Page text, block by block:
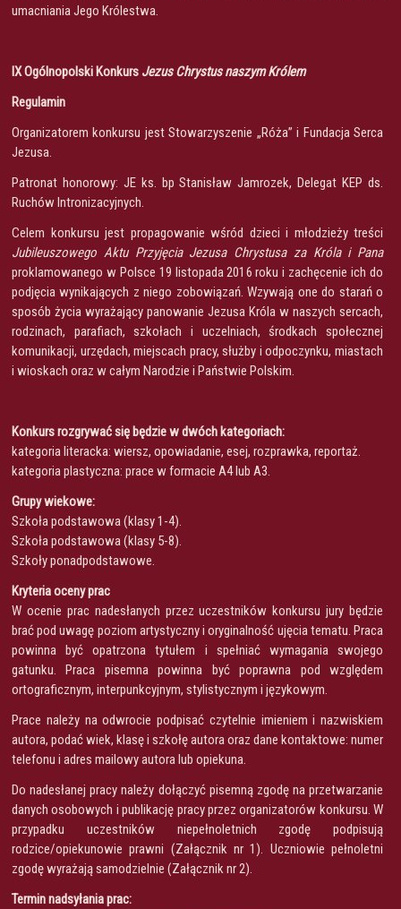
umacniania Jego Królestwa.
IX Ogólnopolski Konkurs Jezus Chrystus naszym Królem
Regulamin
Organizatorem konkursu jest Stowarzyszenie „Róża” i Fundacja Serca
Jezusa.
Patronat honorowy: JE ks. bp Stanisław Jamrozek, Delegat KEP ds.
Ruchów Intronizacyjnych.
Celem konkursu jest propagowanie wśród dzieci i młodzieży treści
Jubileuszowego Aktu Przyjęcia Jezusa Chrystusa za Króla i Pana
proklamowanego w Polsce 19 listopada 2016 roku i zachęcenie ich do
podjęcia wynikających z niego zobowiązań. Wzywają one do starań o
sposób życia wyrażający panowanie Jezusa Króla w naszych sercach,
rodzinach, parafiach, szkołach i uczelniach, środkach społecznej
komunikacji, urzędach, miejscach pracy, służby i odpoczynku, miastach
i wioskach oraz w całym Narodzie i Państwie Polskim.
Konkurs rozgrywać się będzie w dwóch kategoriach:
kategoria literacka: wiersz, opowiadanie, esej, rozprawka, reportaż.
kategoria plastyczna: prace w formacie A4 lub A3.
Grupy wiekowe:
Szkoła podstawowa (klasy 1-4).
Szkoła podstawowa (klasy 5-8).
Szkoły ponadpodstawowe.
Kryteria oceny prac
W ocenie prac nadesłanych przez uczestników konkursu jury będzie
brać pod uwagę poziom artystyczny i oryginalność ujęcia tematu. Praca
powinna być opatrzona tytułem i spełniać wymagania swojego
gatunku. Praca pisemna powinna być poprawna pod względem
ortograficznym, interpunkcyjnym, stylistycznym i językowym.
Prace należy na odwrocie podpisać czytelnie imieniem i nazwiskiem
autora, podać wiek, klasę i szkołę autora oraz dane kontaktowe: numer
telefonu i adres mailowy autora lub opiekuna.
Do nadesłanej pracy należy dołączyć pisemną zgodę na przetwarzanie
danych osobowych i publikację pracy przez organizatorów konkursu. W
przypadku uczestników niepełnoletnich zgodę podpisują
rodzice/opiekunowie prawni (Załącznik nr 1). Uczniowie pełnoletni
zgodę wyrażają samodzielnie (Załącznik nr 2).
Termin nadsyłania prac: